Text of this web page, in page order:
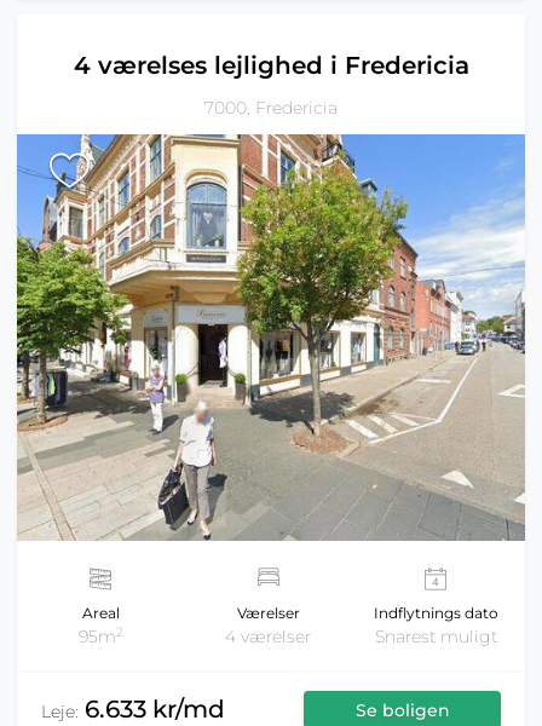
4 værelses lejlighed i Fredericia
7000, Fredericia
Areal
95m2
Værelser
4 værelser
Indflytnings dato
Snarest muligt
Leje: 6.633 kr/md Se boligen